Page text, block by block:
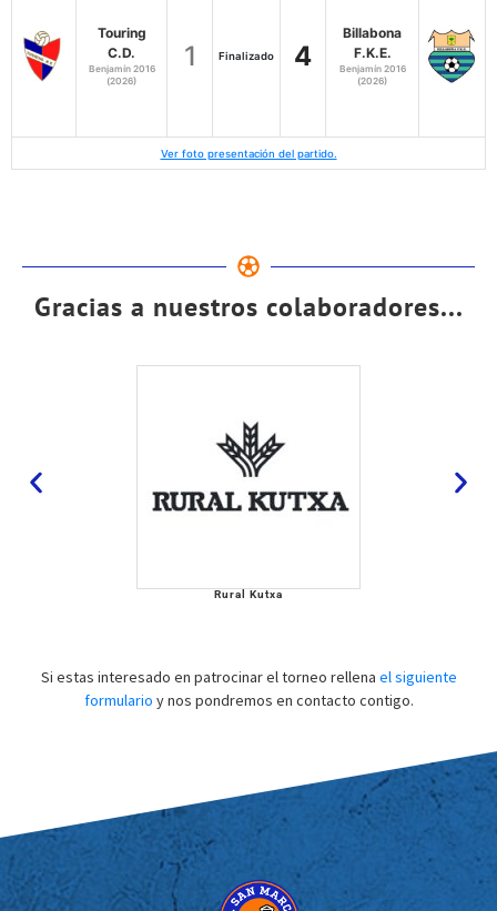
Touring
C.D.
Benjamín 2016
(2026)
1 Finalizado 4
Billabona
F.K.E.
Benjamín 2016
(2026)
Ver foto presentación del partido.
Gracias a nuestros colaboradores...
Rural Kutxa
Si estas interesado en patrocinar el torneo rellena el siguiente
formulario y nos pondremos en contacto contigo.